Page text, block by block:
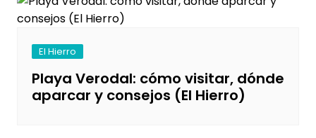
El Hierro
Playa Verodal: cómo visitar, dónde
aparcar y consejos (El Hierro)